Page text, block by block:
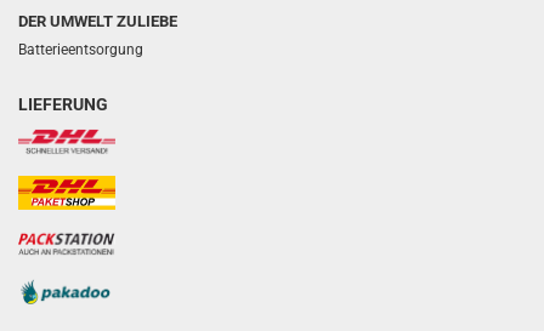
DER UMWELT ZULIEBE
Batterieentsorgung
LIEFERUNG